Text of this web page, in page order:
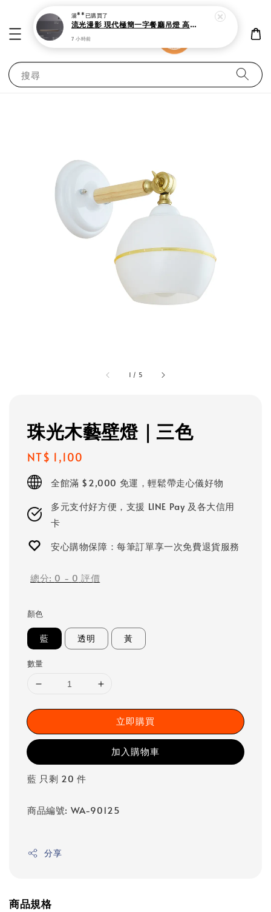
搜尋
1 / 5
珠光木藝壁燈｜三色
Regular
price
NT$ 1,100
全館滿 $2,000 免運，輕鬆帶走心儀好物
多元支付好方便，支援 LINE Pay 及各大信用
卡
安心購物保障：每筆訂單享一次免費退貨服務
總分: 0 - 0 評價
顏色
藍 透明 黃
數量
立即購買
加入購物車
藍 只剩 20 件
商品編號: WA-90125
分享
商品規格
湯**已購買了
流光漫影 現代極簡一字餐廳吊燈 高級黑金電鍍防鏽 中島吧台線性LED吊燈
7 小時前